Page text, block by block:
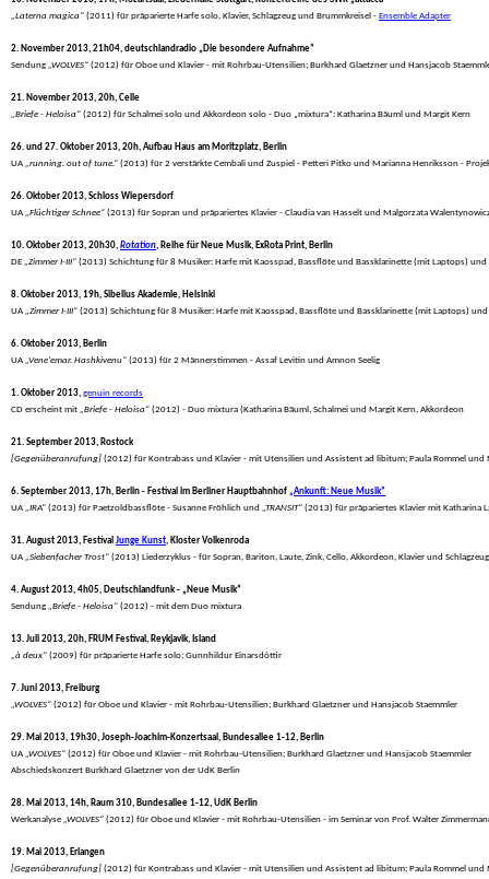
„Laterna magica“ (2011) für präparierte Harfe solo, Klavier, Schlagzeug und Brummkreisel - Ensemble Adapter
2. November 2013, 21h04, deutschlandradio „Die besondere Aufnahme“
Sendung „WOLVES“ (2012) für Oboe und Klavier - mit Rohrbau-Utensilien; Burkhard Glaetzner und Hansjacob
21. November 2013, 20h, Celle
„Briefe - Heloisa“ (2012) für Schalmei solo und Akkordeon solo - Duo „mixtura“: Katharina Bäuml und Margit Kern
26. und 27. Oktober 2013, 20h, Aufbau Haus am Moritzplatz, Berlin
UA
„running. out of tune.“ (2013) für 2 verstärkte Cembali und Zuspiel - Petteri Pitko und Marianna Henriksson -
26. Oktober 2013, Schloss Wiepersdorf
UA
„Flüchtiger Schnee“ (2013) für Sopran und präpariertes Klavier - Claudia van Hasselt und Malgorzata
10. Oktober 2013, 20h30, Rotation , Reihe für Neue Musik, ExRota Print, Berlin
DE
„Zimmer I-III“ (2013) Schichtung für 8 Musiker: Harfe mit Kaosspad, Bassflöte und Bassklarinette (mit Laptops)
8. Oktober 2013, 19h, Sibelius Akademie, Helsinki
UA
„Zimmer I-III“ (2013) Schichtung für 8 Musiker: Harfe mit Kaosspad, Bassflöte und Bassklarinette (mit Laptops)
6. Oktober 2013, Berlin
UA „Vene'emar. Hashkivenu“ (2013) für 2 Männerstimmen - Assaf Levitin und Amnon Seelig
1. Oktober 2013, genuin records
CD erscheint mit
„Briefe - Heloisa“ (2012) - Duo mixtura (Katharina Bäuml, Schalmei und Margit Kern, Akkordeon
21. September 2013, Rostock
[Gegenüberanrufung] (2012) für Kontrabass und Klavier - mit Utensilien und Assistent ad libitum; Paula Rommel und
6. September 2013, 17h, Berlin - Festival im Berliner Hauptbahnhof „Ankunft: Neue Musik“
UA
„IRA“ (2013) für Paetzoldbassflöte - Susanne Fröhlich und „TRANSIT“ (2013) für präpariertes Klavier mit Katharina
31. August 2013, Festival Junge Kunst , Kloster Volkenroda
UA
„Siebenfacher Trost“ (2013) Liederzyklus - für Sopran, Bariton, Laute, Zink, Cello, Akkordeon, Klavier und
4. August 2013, 4h05, Deutschlandfunk - „Neue Musik“
Sendung
„Briefe - Heloisa“ (2012) - mit dem Duo mixtura
13. Juli 2013, 20h, FRUM Festival, Reykjavik, Island
„à deux“ (2009) für präparierte Harfe solo; Gunnhildur Einarsdòttir
7. Juni 2013, Freiburg
„WOLVES“ (2012) für Oboe und Klavier - mit Rohrbau-Utensilien; Burkhard Glaetzner und Hansjacob Staemmler
29. Mai 2013, 19h30, Joseph-Joachim-Konzertsaal, Bundesallee 1-12, Berlin
UA „WOLVES“ (2012) für Oboe und Klavier - mit Rohrbau-Utensilien; Burkhard Glaetzner und Hansjacob Staemmler
Abschiedskonzert Burkhard Glaetzner von der UdK Berlin
28. Mai 2013, 14h, Raum 310, Bundesallee 1-12, UdK Berlin
Werkanalyse „WOLVES“ (2012) für Oboe und Klavier - mit Rohrbau-Utensilien - im Seminar von Prof. Walter
19. Mai 2013, Erlangen
[Gegenüberanrufung] (2012) für Kontrabass und Klavier - mit Utensilien und Assistent ad libitum; Paula Rommel und